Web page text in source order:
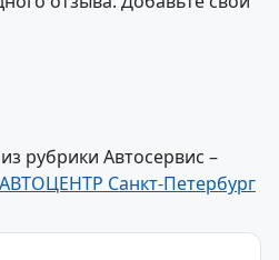
рубрики Автосервис –
Санкт-Петербург